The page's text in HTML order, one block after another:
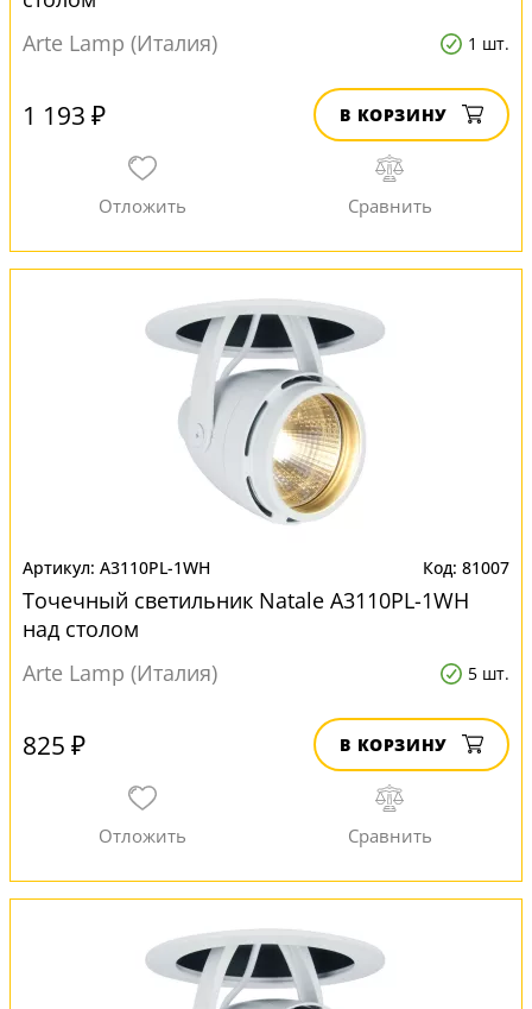
Arte Lamp (Италия)
1 шт.
1 193 ₽ В КОРЗИНУ
A3110PL-1WH 81007
Точечный светильник Natale A3110PL-1WH
над столом
Arte Lamp (Италия)
5 шт.
825 ₽ В КОРЗИНУ